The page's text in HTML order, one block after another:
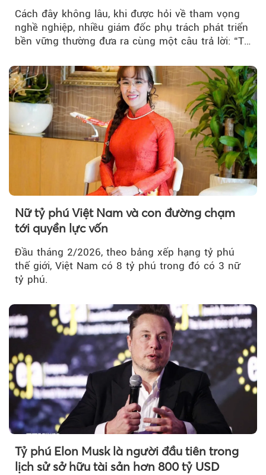
Cách đây không lâu, khi được hỏi về tham vọng
nghề nghiệp, nhiều giám đốc phụ trách phát triển
bền vững thường đưa ra cùng một câu trả lời: “Tự
triển bền vững cần trở thành mối quan tâm
chung của toàn bộ doanh nghiệp, thay vì chỉ gói
gọn trong một bộ phận chuyên trách.
Nữ tỷ phú Việt Nam và con đường chạm
tới quyền lực vốn
Đầu tháng 2/2026, theo bảng xếp hạng tỷ phú
thế giới, Việt Nam có 8 tỷ phú trong đó có 3 nữ
tỷ phú.
Tỷ phú Elon Musk là người đầu tiên trong
lịch sử sở hữu tài sản hơn 800 tỷ USD